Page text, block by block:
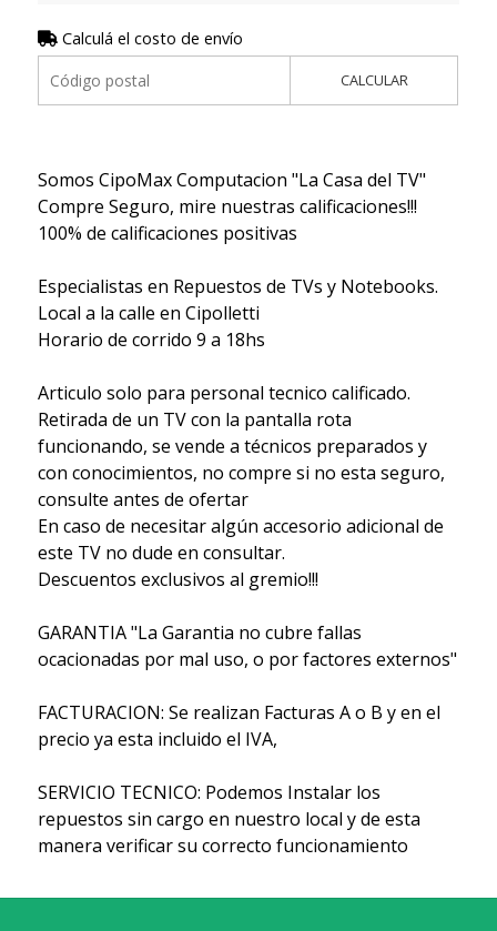
Calculá el costo de envío
CALCULAR
Somos CipoMax Computacion "La Casa del TV"
Compre Seguro, mire nuestras calificaciones!!!
100% de calificaciones positivas
Especialistas en Repuestos de TVs y Notebooks.
Local a la calle en Cipolletti
Horario de corrido 9 a 18hs
Articulo solo para personal tecnico calificado.
Retirada de un TV con la pantalla rota
funcionando, se vende a técnicos preparados y
con conocimientos, no compre si no esta seguro,
consulte antes de ofertar
En caso de necesitar algún accesorio adicional de
este TV no dude en consultar.
Descuentos exclusivos al gremio!!!
GARANTIA "La Garantia no cubre fallas
ocacionadas por mal uso, o por factores externos"
FACTURACION: Se realizan Facturas A o B y en el
precio ya esta incluido el IVA,
SERVICIO TECNICO: Podemos Instalar los
repuestos sin cargo en nuestro local y de esta
manera verificar su correcto funcionamiento